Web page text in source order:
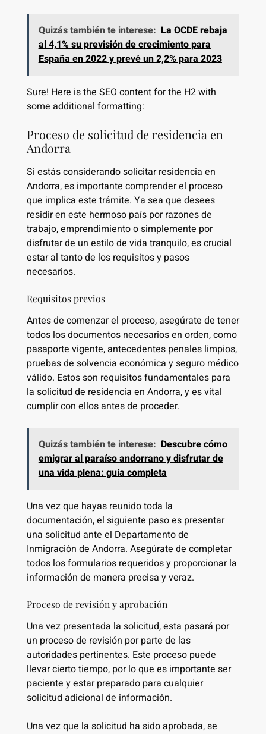
Quizás también te interese: La OCDE rebaja
al 4,1% su previsión de crecimiento para
España en 2022 y prevé un 2,2% para 2023
Sure! Here is the SEO content for the H2 with
some additional formatting:
Proceso de solicitud de residencia en
Andorra
Si estás considerando solicitar residencia en
Andorra, es importante comprender el proceso
que implica este trámite. Ya sea que desees
residir en este hermoso país por razones de
trabajo, emprendimiento o simplemente por
disfrutar de un estilo de vida tranquilo, es crucial
estar al tanto de los requisitos y pasos
necesarios.
Requisitos previos
Antes de comenzar el proceso, asegúrate de tener
todos los documentos necesarios en orden, como
pasaporte vigente, antecedentes penales limpios,
pruebas de solvencia económica y seguro médico
válido. Estos son requisitos fundamentales para
la solicitud de residencia en Andorra, y es vital
cumplir con ellos antes de proceder.
Quizás también te interese: Descubre cómo
emigrar al paraíso andorrano y disfrutar de
una vida plena: guía completa
Una vez que hayas reunido toda la
documentación, el siguiente paso es presentar
una solicitud ante el Departamento de
Inmigración de Andorra. Asegúrate de completar
todos los formularios requeridos y proporcionar la
información de manera precisa y veraz.
Proceso de revisión y aprobación
Una vez presentada la solicitud, esta pasará por
un proceso de revisión por parte de las
autoridades pertinentes. Este proceso puede
llevar cierto tiempo, por lo que es importante ser
paciente y estar preparado para cualquier
solicitud adicional de información.
Una vez que la solicitud ha sido aprobada, se